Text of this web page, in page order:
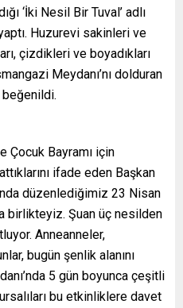
‘İki Nesil Bir Tuval’ adlı
Huzurevi sakinleri ve
çizdikleri ve boyadıkları
Meydanı’nı dolduran
beğenildi.
Çocuk Bayramı için
ifade eden Başkan
düzenlediğimiz 23 Nisan
birlikteyiz. Şuan üç nesilden
Anneanneler,
bugün şenlik alanını
5 gün boyunca çeşitli
bu etkinliklere davet